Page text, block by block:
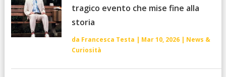
tragico evento che mise fine alla
storia
da Francesca Testa | Mar 10, 2026| News &
Curiosità